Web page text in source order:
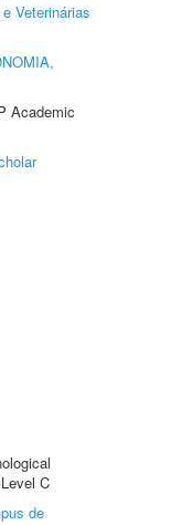
Veterinárias
Academic
C
de